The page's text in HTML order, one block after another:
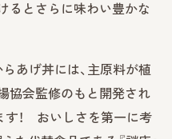
るとさらに味わい豊かな
あげ丼には、主原料が植
協会監修のもと開発され
す！ おいしさを第一に考